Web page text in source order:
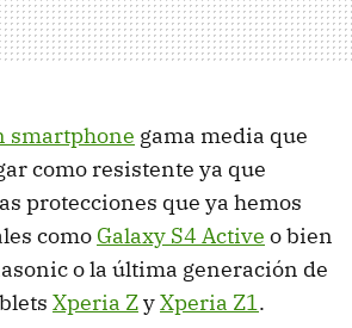
smartphone gama media que
como resistente ya que
protecciones que ya hemos
como Galaxy S4 Active o bien
o la última generación de
Xperia ZyXperia Z1.